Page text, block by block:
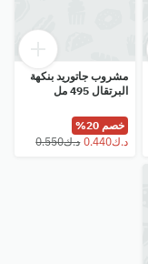
مشروب جاتوريد بنكهة
البرتقال 495 مل
خصم 20%
⁦د.ك0.550⁩